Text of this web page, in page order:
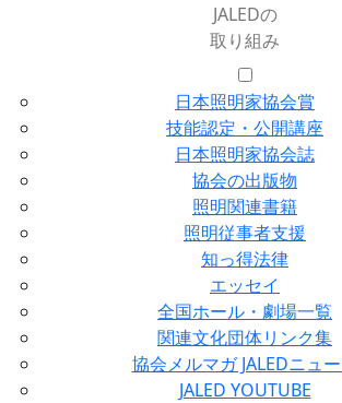
JALEDの
取り組み
日本照明家協会賞
技能認定・公開講座
日本照明家協会誌
協会の出版物
照明関連書籍
照明従事者支援
知っ得法律
エッセイ
全国ホール・劇場一覧
関連文化団体リンク集
協会メルマガ JALEDニュ
JALED YOUTUBE